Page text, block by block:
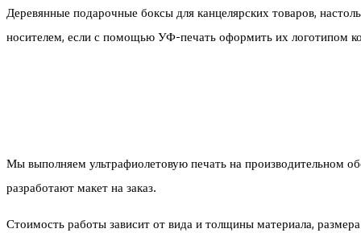
Деревянные подарочные боксы для канцелярских товаров,
носителем, если с помощью УФ-печать оформить их логотипом
Мы выполняем ультрафиолетовую печать на производительном
разработают макет на заказ.
Стоимость работы зависит от вида и толщины материала,